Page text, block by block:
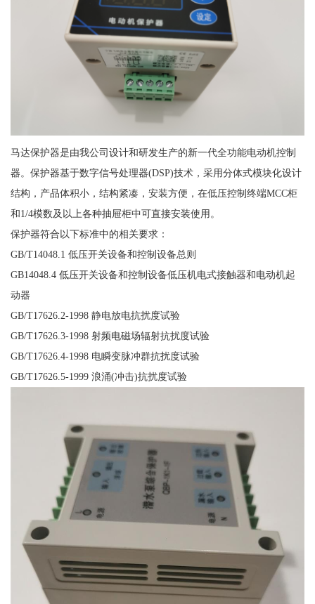
马达保护器是由我公司设计和研发生产的新一代全功能电动机控制
器。保护器基于数字信号处理器(DSP)技术，采用分体式模块化设计
结构，产品体积小，结构紧凑，安装方便，在低压控制终端MCC柜
和1/4模数及以上各种抽屉柜中可直接安装使用。
保护器符合以下标准中的相关要求：
GB/T14048.1 低压开关设备和控制设备总则
GB14048.4 低压开关设备和控制设备低压机电式接触器和电动机起
动器
GB/T17626.2-1998 静电放电抗扰度试验
GB/T17626.3-1998 射频电磁场辐射抗扰度试验
GB/T17626.4-1998 电瞬变脉冲群抗扰度试验
GB/T17626.5-1999 浪涌(冲击)抗扰度试验